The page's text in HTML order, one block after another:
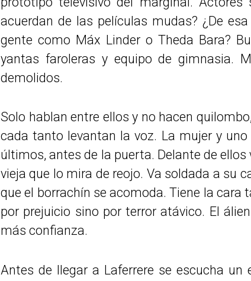
acuerdan de las películas mudas? ¿De
gente como Máx Linder o Theda Bara?
yantas faroleras y equipo de gimnasia.
demolidos.
Solo hablan entre ellos y no hacen
cada tanto levantan la voz. La mujer y
últimos, antes de la puerta. Delante de
vieja que lo mira de reojo. Va soldada a su
que el borrachín se acomoda. Tiene la
por prejuicio sino por terror atávico. El
más confianza.
Antes de llegar a Laferrere se escucha